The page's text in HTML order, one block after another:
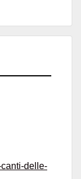
delle-